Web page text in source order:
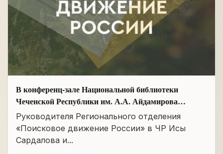
В конференц-зале Национальной библиотеки
Чеченской Республики им. А.А. Айдамирова
прошло заседание
Руководителя Регионального отделения
«Поисковое движение России» в ЧР Исы
Сардалова и...